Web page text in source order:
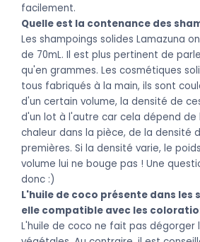
facilement.
Quelle est la contenance des
Les shampoings solides Lamazuna
de 70mL. Il est plus pertinent de
qu'en grammes. Les cosmétiques
tous fabriqués à la main, ils sont
d'un certain volume, la densité de
d'un lot à l'autre car cela dépend de
chaleur dans la pièce, de la densité
premières. Si la densité varie, le
volume lui ne bouge pas ! Une
donc :)
L'huile de coco présente dans les
elle compatible avec les
L'huile de coco ne fait pas dégorger